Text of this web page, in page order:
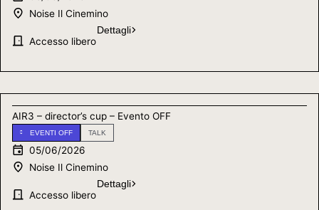
Noise Il Cinemino
Accesso libero
Dettagli
AIR3 – director’s cup – Evento OFF
EVENTI OFF TALK
05/06/2026
Noise Il Cinemino
Accesso libero
Dettagli